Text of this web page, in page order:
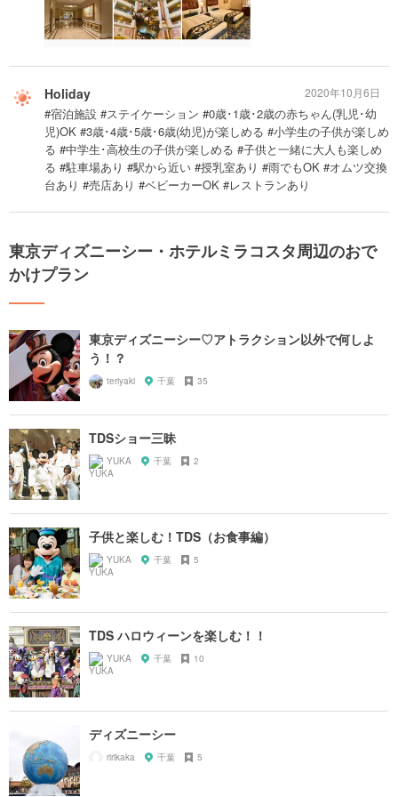
Holiday
#宿泊施設 #ステイケーション #0歳･1歳･2歳の赤ちゃん(乳児･幼
児)OK #3歳･4歳･5歳･6歳(幼児)が楽しめる #小学生の子供が楽しめ
る #中学生･高校生の子供が楽しめる #子供と一緒に大人も楽しめ
る #駐車場あり #駅から近い #授乳室あり #雨でもOK #オムツ交換
台あり #売店あり #ベビーカーOK #レストランあり
2020年10月6日
東京ディズニーシー・ホテルミラコスタ周辺のおで
かけプラン
東京ディズニーシー♡アトラクション以外で何しよ
う！？
teriyaki 千葉 35
TDSショー三昧
YUKA 千葉 2
子供と楽しむ！TDS（お食事編）
YUKA 千葉 5
TDS ハロウィーンを楽しむ！！
YUKA 千葉 10
ディズニーシー
ririkaka 千葉 5